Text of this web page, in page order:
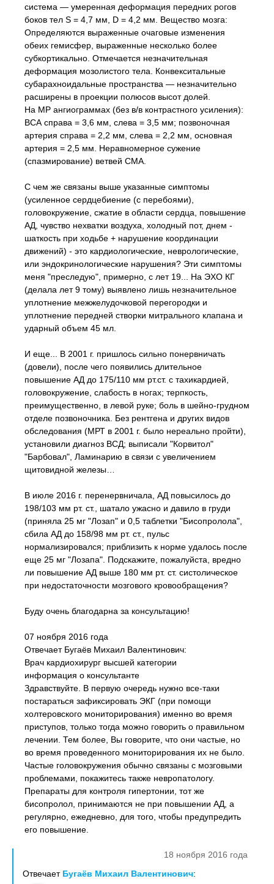
система — умеренная деформация передних рогов
боков тел S = 4,7 мм, D = 4,2 мм. Вещество мозга:
Определяются выраженные очаговые изменения
обеих гемисфер, выраженные несколько более
субкортикально. Отмечается незначительная
деформация мозолистого тела. Конвекситальные
субарахноидальные пространства — незначительно
расширены в проекции полюсов высот долей.
На МР ангиограммах (без в/в контрастного усиления):
ВСА справа = 3,6 мм, слева = 3,5 мм; позвоночная
артерия справа = 2,2 мм, слева = 2,2 мм, основная
артерия = 2,5 мм. Неравномерное сужение
(спазмирование) ветвей СМА.
С чем же связаны выше указанные симптомы
(усиленное сердцебиение (с перебоями),
головокружение, сжатие в области сердца, повышение
АД, чувство нехватки воздуха, холодный пот, днем -
шаткость при ходьбе + нарушение координации
движений) - это кардиологические, неврологические,
или эндокринологические нарушения? Эти симптомы
меня "преследую", примерно, с лет 19... На ЭХО КГ
(делала лет 9 тому) выявлено лишь незначительное
уплотнение межжелудочковой перегородки и
уплотнение передней створки митрального клапана и
ударный объем 45 мл.
И еще... В 2001 г. пришлось сильно понервничать
(довели), после чего появились длительное
повышение АД до 175/110 мм рт.ст. с тахикардией,
головокружение, слабость в ногах; терпкость,
преимущественно, в левой руке; боль в шейно-грудном
отделе позвоночника. Без рентгена и других видов
обследования (МРТ в 2001 г. было нереально пройти),
установили диагноз ВСД; выписали "Корвитол"
"Барбовал", Ламинарию в связи с увеличением
щитовидной железы…
В июле 2016 г. перенервничала, АД повысилось до
198/103 мм рт. ст., шатало ужасно и давило в груди
(приняла 25 мг "Лозап" и 0,5 таблетки "Бисопролола",
сбила АД до 158/98 мм рт. ст., пульс
нормализировался; приблизить к норме удалось после
еще 25 мг "Лозапа". Подскажите, пожалуйста, вредно
ли повышение АД выше 180 мм рт. ст. систолическое
при недостаточности мозгового кровообращения?
Буду очень благодарна за консультацию!
07 ноября 2016 года
Отвечает Бугаёв Михаил Валентинович:
Врач кардиохирург высшей категории
информация о консультанте
Здравствуйте. В первую очередь нужно все-таки
постараться зафиксировать ЭКГ (при помощи
холтеровского мониторирования) именно во время
приступов, только тогда можно говорить о правильном
лечении. Тем более, Вы говорите, что они частые, но
во время проведенного мониторирования их не было.
Частые головокружения обычно связаны с мозговыми
проблемами, покажитесь также невропатологу.
Препараты для контроля гипертонии, тот же
бисопролол, принимаются не при повышении АД, а
регулярно, ежедневно, для того, чтобы предупредить
его повышение.
18 ноября 2016 года
Отвечает Бугаёв Михаил Валентинович: